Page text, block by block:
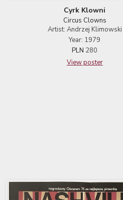
Cyrk Klowni
Circus Clowns
Artist: Andrzej Klimowski
Year: 1979
PLN 280
View poster